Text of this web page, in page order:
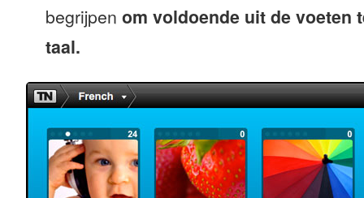
begrijpen om voldoende uit de voeten
taal.